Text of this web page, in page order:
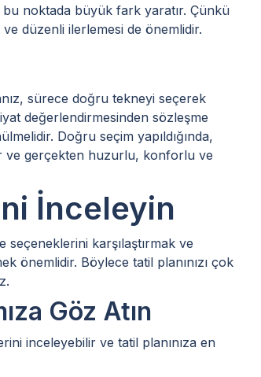
noktada büyük fark yaratır. Çünkü
düzenli ilerlemesi de önemlidir.
sürece doğru tekneyi seçerek
değerlendirmesinden sözleşme
Doğru seçim yapıldığında,
ve gerçekten huzurlu, konforlu ve
İnceleyin
karşılaştırmak ve
önemlidir. Böylece tatil planınızı çok
Göz Atın
inceleyebilir ve tatil planınıza en